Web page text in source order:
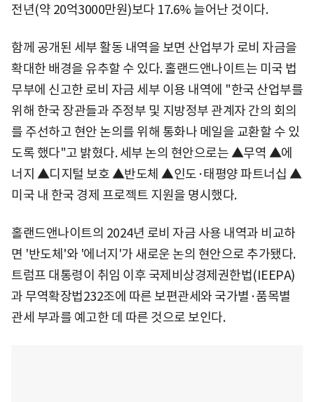
전년(약 20억3000만원)보다 17.6% 늘어난 것이다.
함께 공개된 세부 활동 내역을 보면 산업부가 로비 자금을
확대한 배경을 유추할 수 있다. 홀랜드앤나이트는 미국 법
무부에 신고한 로비 자금 세부 이용 내역에 "한국 산업부를
위해 한국 장관들과 주정부 및 지방정부 관계자 간의 회의
를 주선하고 현안 논의를 위해 통화나 메일을 교환할 수 있
도록 했다"고 밝혔다. 세부 논의 현안으로는 ▲무역 ▲에
너지 ▲디지털 보호 ▲반도체 ▲인도·태평양 파트너십 ▲
미국 내 한국 경제 프로젝트 지원을 명시했다.
홀랜드앤나이트의 2024년 로비 자금 사용 내역과 비교하
면 '반도체'와 '에너지'가 새로운 논의 현안으로 추가됐다.
트럼프 대통령이 취임 이후 국제비상경제권한법(IEEPA)
과 무역확장법232조에 따른 보편관세와 국가별·품목별
관세 부과를 예고한 데 따른 것으로 보인다.